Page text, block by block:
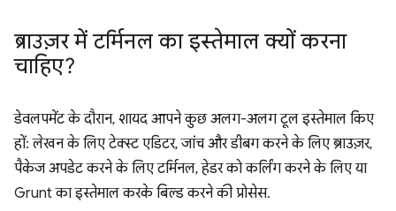
ब्राउज़र में टर्मिनल का इस्तेमाल क्यों करना
चाहिए?
डेवलपमेंट के दौरान, शायद आपने कुछ अलग-अलग टूल इस्तेमाल किए
हों: लेखन के लिए टेक्स्ट एडिटर, जांच और डीबग करने के लिए ब्राउज़र,
पैकेज अपडेट करने के लिए टर्मिनल, हेडर को कर्लिंग करने के लिए या
Grunt का इस्तेमाल करके बिल्ड करने की प्रोसेस.